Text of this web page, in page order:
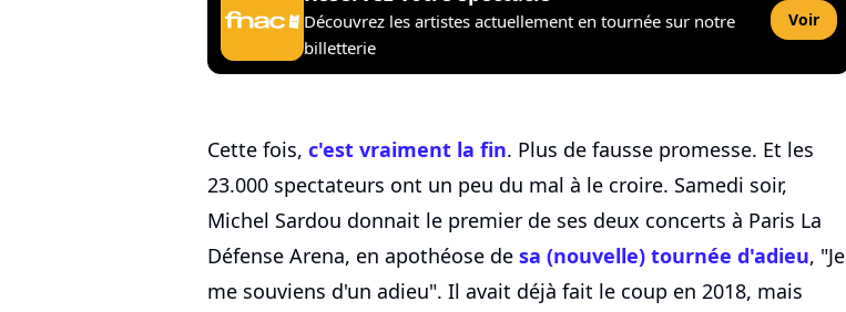
Découvrez les artistes actuellement en tournée sur notre
billetterie
Voir
Cette fois, c'est vraiment la fin. Plus de fausse promesse. Et les
23.000 spectateurs ont un peu du mal à le croire. Samedi soir,
Michel Sardou donnait le premier de ses deux concerts à Paris La
Défense Arena, en apothéose de sa (nouvelle) tournée d'adieu, "Je
me souviens d'un adieu". Il avait déjà fait le coup en 2018, mais